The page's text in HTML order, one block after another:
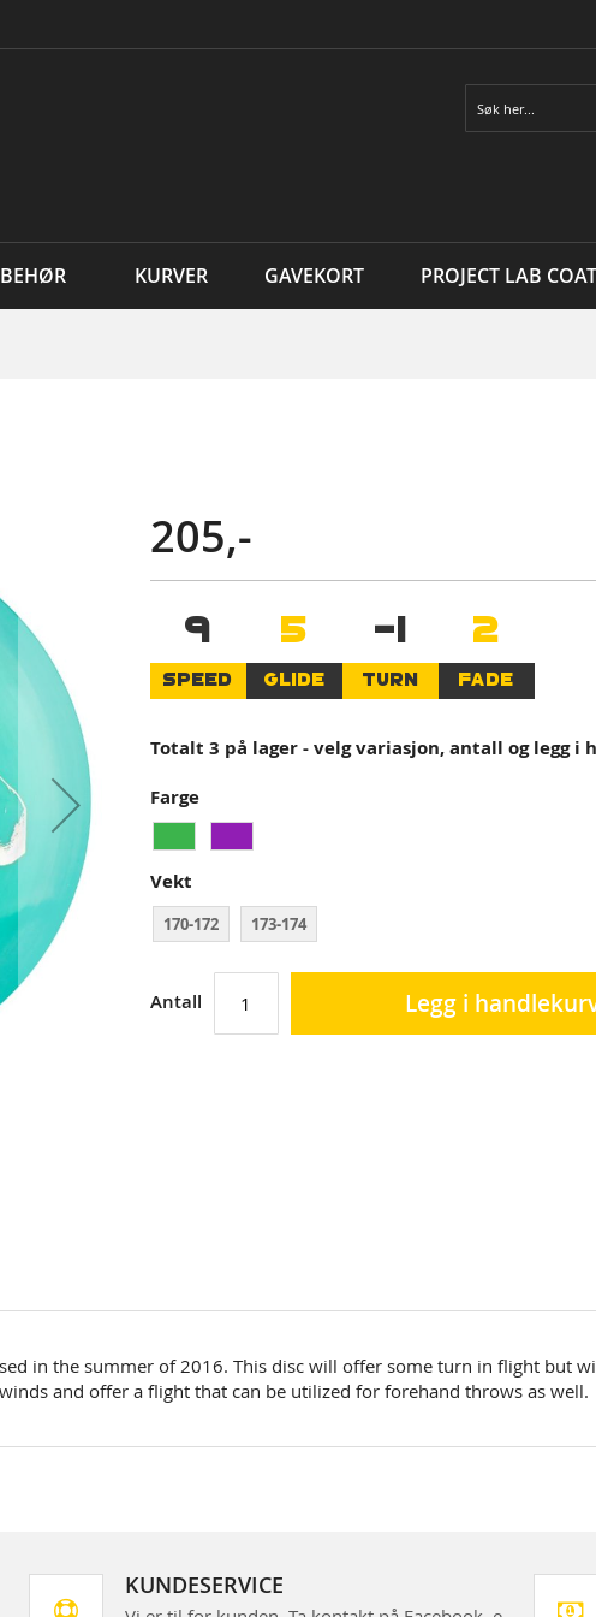
Søk
KURVER GAVEKORT PROJECT LAB COAT
205,-
9
SPEED
5
GLIDE
-1
TURN
2
FADE
Totalt 3 på lager - velg variasjon, antall og legg i
Farge
Vekt
170-172 173-174
Antall Legg i
in the summer of 2016. This disc will offer some turn in flight but
and offer a flight that can be utilized for forehand throws as well.
KUNDESERVICE